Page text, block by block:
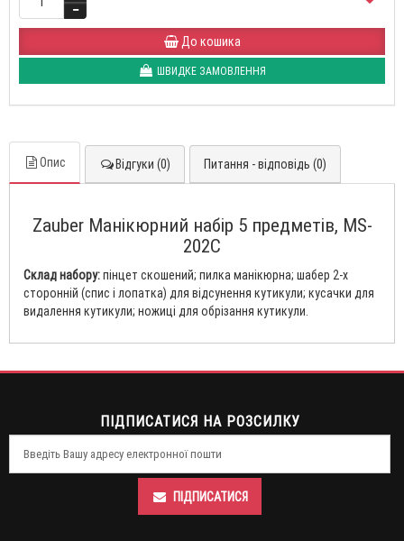
До кошика
ШВИДКЕ ЗАМОВЛЕННЯ
Опис Відгуки (0) Питання - відповідь (0)
Zauber Манікюрний набір 5 предметів, MS-
202C
Склад набору:пінцет скошений; пилка манікюрна; шабер 2-х
сторонній (спис і лопатка) для відсунення кутикули; кусачки для
видалення кутикули; ножиці для обрізання кутикули.
ПІДПИСАТИСЯ НА РОЗСИЛКУ
ПІДПИСАТИСЯ